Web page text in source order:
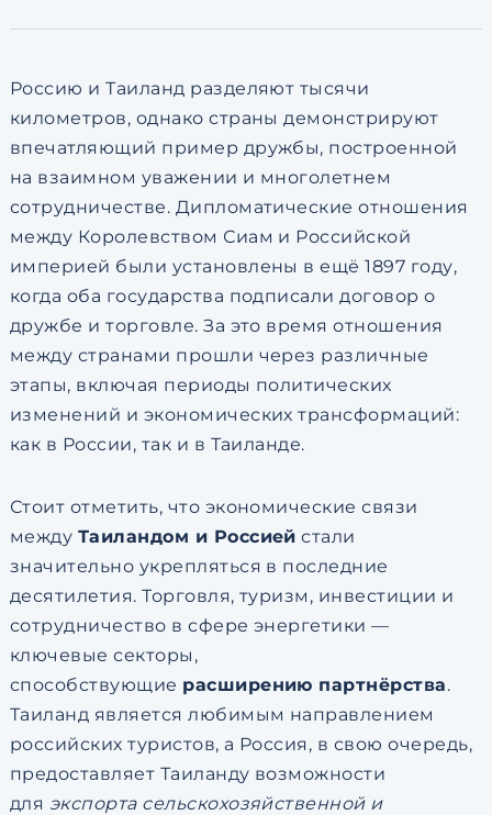
Россию и Таиланд разделяют тысячи
километров, однако страны демонстрируют
впечатляющий пример дружбы, построенной
на взаимном уважении и многолетнем
сотрудничестве. Дипломатические отношения
между Королевством Сиам и Российской
империей были установлены в ещё 1897 году,
когда оба государства подписали договор о
дружбе и торговле. За это время отношения
между странами прошли через различные
этапы, включая периоды политических
изменений и экономических трансформаций:
как в России, так и в Таиланде.
Стоит отметить, что экономические связи
между Таиландом и Россией стали
значительно укрепляться в последние
десятилетия. Торговля, туризм, инвестиции и
сотрудничество в сфере энергетики —
ключевые секторы,
способствующие расширению партнёрства.
Таиланд является любимым направлением
российских туристов, а Россия, в свою очередь,
предоставляет Таиланду возможности
для экспорта сельскохозяйственной и